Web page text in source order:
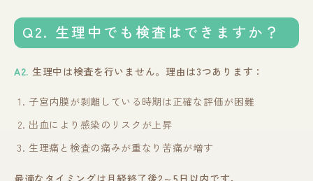
Q2. 生理中でも検査はできますか？
A2. 生理中は検査を行いません。理由は3つあります：
子宮内膜が剥離している時期は正確な評価が困難
出血により感染のリスクが上昇
生理痛と検査の痛みが重なり苦痛が増す
最適なタイミングは月経終了後2～5日以内です。